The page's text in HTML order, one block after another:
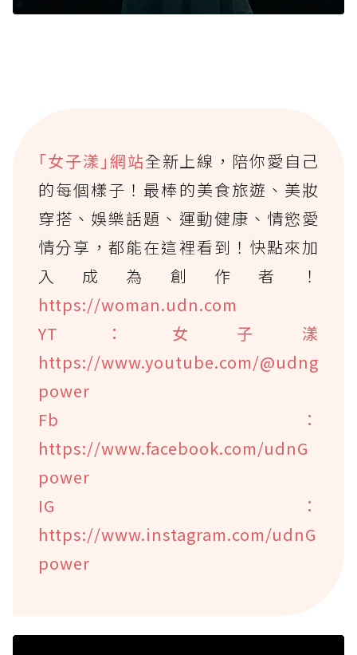
｢女子漾｣網站全新上線，陪你愛自己
的每個樣子！最棒的美食旅遊、美妝
穿搭、娛樂話題、運動健康、情慾愛
情分享，都能在這裡看到！快點來加
入成為創作者！
https://woman.udn.com
YT：女子漾
https://www.youtube.com/@udng
power
Fb：
https://www.facebook.com/udnG
power
IG：
https://www.instagram.com/udnG
power